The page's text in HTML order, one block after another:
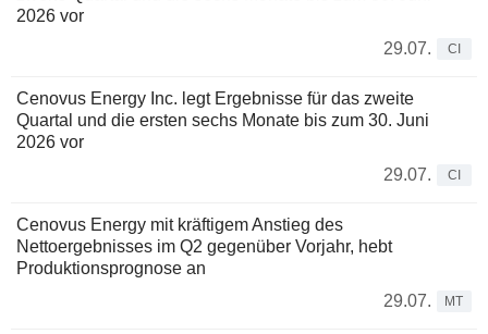
2026 vor
29.07.
CI
Cenovus Energy Inc. legt Ergebnisse für das zweite
Quartal und die ersten sechs Monate bis zum 30. Juni
2026 vor
29.07.
CI
Cenovus Energy mit kräftigem Anstieg des
Nettoergebnisses im Q2 gegenüber Vorjahr, hebt
Produktionsprognose an
29.07.
MT